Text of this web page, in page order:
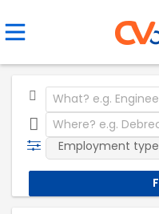
Employment type